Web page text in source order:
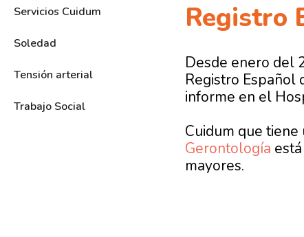
Servicios Cuidum
Soledad
Tensión arterial
Trabajo Social
Registro
Desde enero del
Registro Español
informe en el
Cuidum que
Gerontología
mayores.